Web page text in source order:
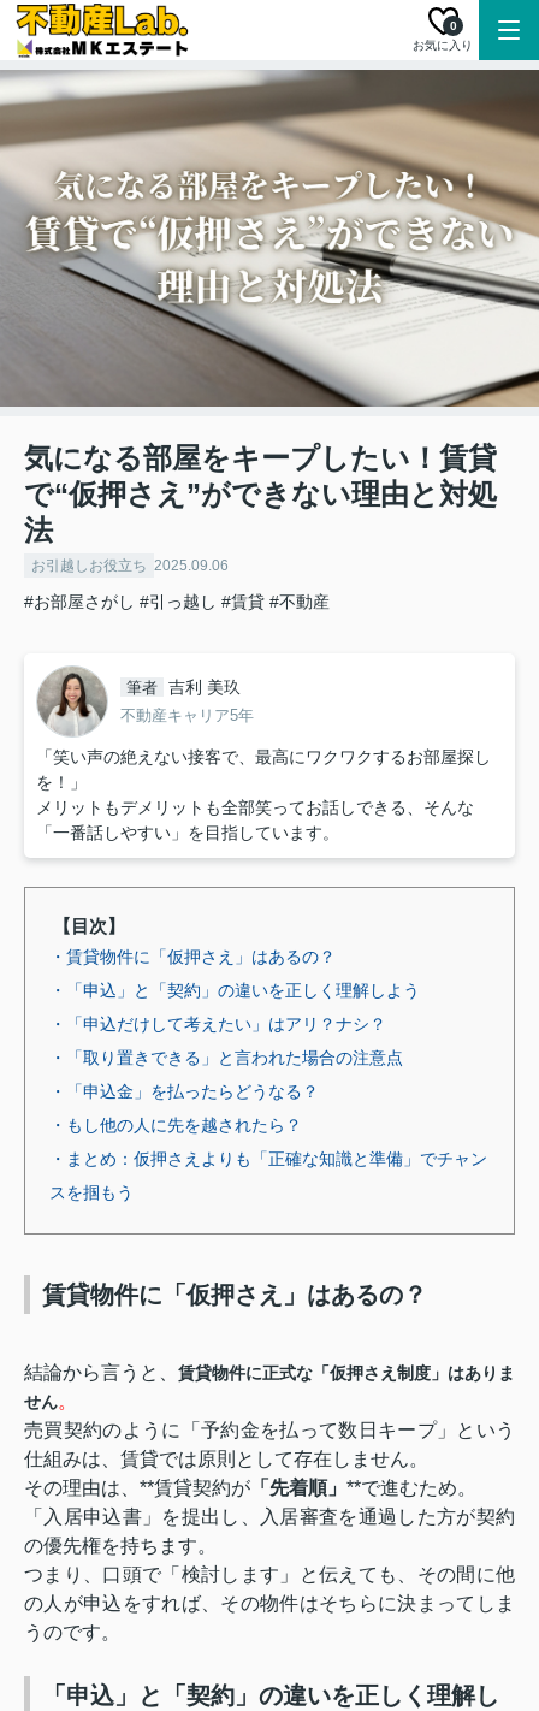
お気に入り
0
気になる部屋をキープしたい！賃貸
で“仮押さえ”ができない理由と対処
法
お引越しお役立ち 2025.09.06
#お部屋さがし #引っ越し #賃貸 #不動産
筆者 吉利 美玖
不動産キャリア5年
「笑い声の絶えない接客で、最高にワクワクするお部屋探し
を！」
メリットもデメリットも全部笑ってお話しできる、そんな
「一番話しやすい」を目指しています。
【目次】
・賃貸物件に「仮押さえ」はあるの？
・「申込」と「契約」の違いを正しく理解しよう
・「申込だけして考えたい」はアリ？ナシ？
・「取り置きできる」と言われた場合の注意点
・「申込金」を払ったらどうなる？
・もし他の人に先を越されたら？
・まとめ：仮押さえよりも「正確な知識と準備」でチャン
スを掴もう
賃貸物件に「仮押さえ」はあるの？
結論から言うと、 賃貸物件に正式な「仮押さえ制度」はありま
せん。
売買契約のように「予約金を払って数日キープ」という
仕組みは、賃貸では原則として存在しません。
その理由は、**賃貸契約が 「先着順」 **で進むため。
「入居申込書」を提出し、入居審査を通過した方が契約
の優先権を持ちます。
つまり、口頭で「検討します」と伝えても、その間に他
の人が申込をすれば、その物件はそちらに決まってしま
うのです。
「申込」と「契約」の違いを正しく理解し